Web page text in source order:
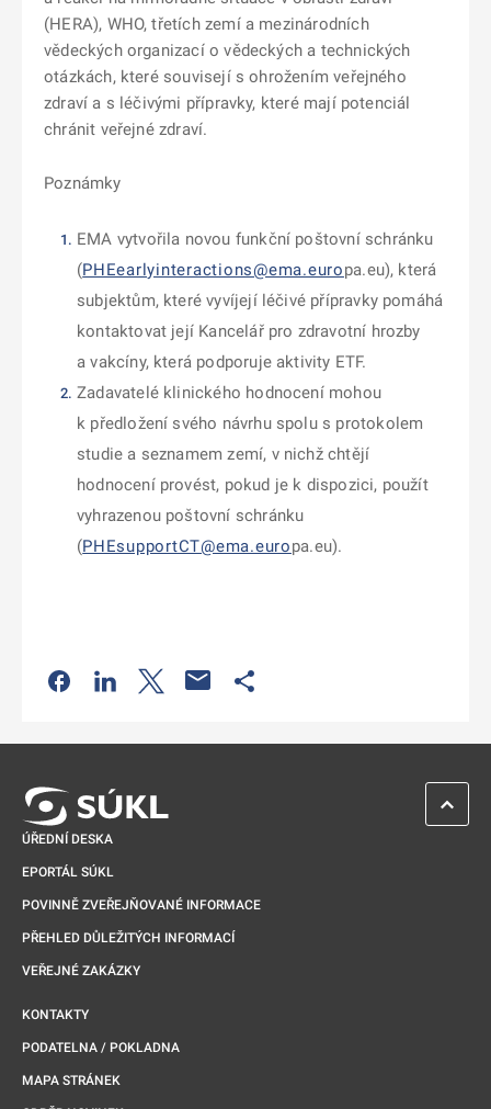
(HERA), WHO, třetích zemí a mezinárodních
vědeckých organizací o vědeckých a technických
otázkách, které souvisejí s ohrožením veřejného
zdraví a s léčivými přípravky, které mají potenciál
chránit veřejné zdraví.
Poznámky
EMA vytvořila novou funkční poštovní schránku
(PHEearlyinteractions@ema.europa.eu), která
subjektům, které vyvíjejí léčivé přípravky pomáhá
kontaktovat její Kancelář pro zdravotní hrozby
a vakcíny, která podporuje aktivity ETF.
Zadavatelé klinického hodnocení mohou
k předložení svého návrhu spolu s protokolem
studie a seznamem zemí, v nichž chtějí
hodnocení provést, pokud je k dispozici, použít
vyhrazenou poštovní schránku
(PHEsupportCT@ema.europa.eu).
Odkaz se otevře na nové kartě
Odkaz se otevře na nové kartě
Odkaz se otevře na nové kartě
ÚŘEDNÍ DESKA
EPORTÁL SÚKL
POVINNĚ ZVEŘEJŇOVANÉ INFORMACE
PŘEHLED DŮLEŽITÝCH INFORMACÍ
VEŘEJNÉ ZAKÁZKY
KONTAKTY
PODATELNA / POKLADNA
MAPA STRÁNEK
ZPĚT